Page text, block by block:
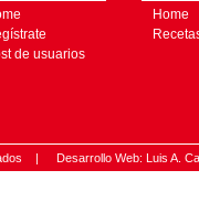
de usuarios
Home
| Desarrollo Web: Luis